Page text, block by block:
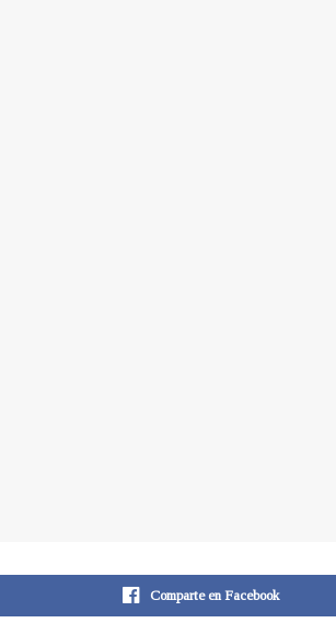
Comparte en Facebook